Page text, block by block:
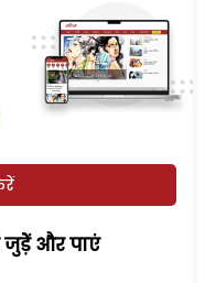
जुड़ेें और पाएं